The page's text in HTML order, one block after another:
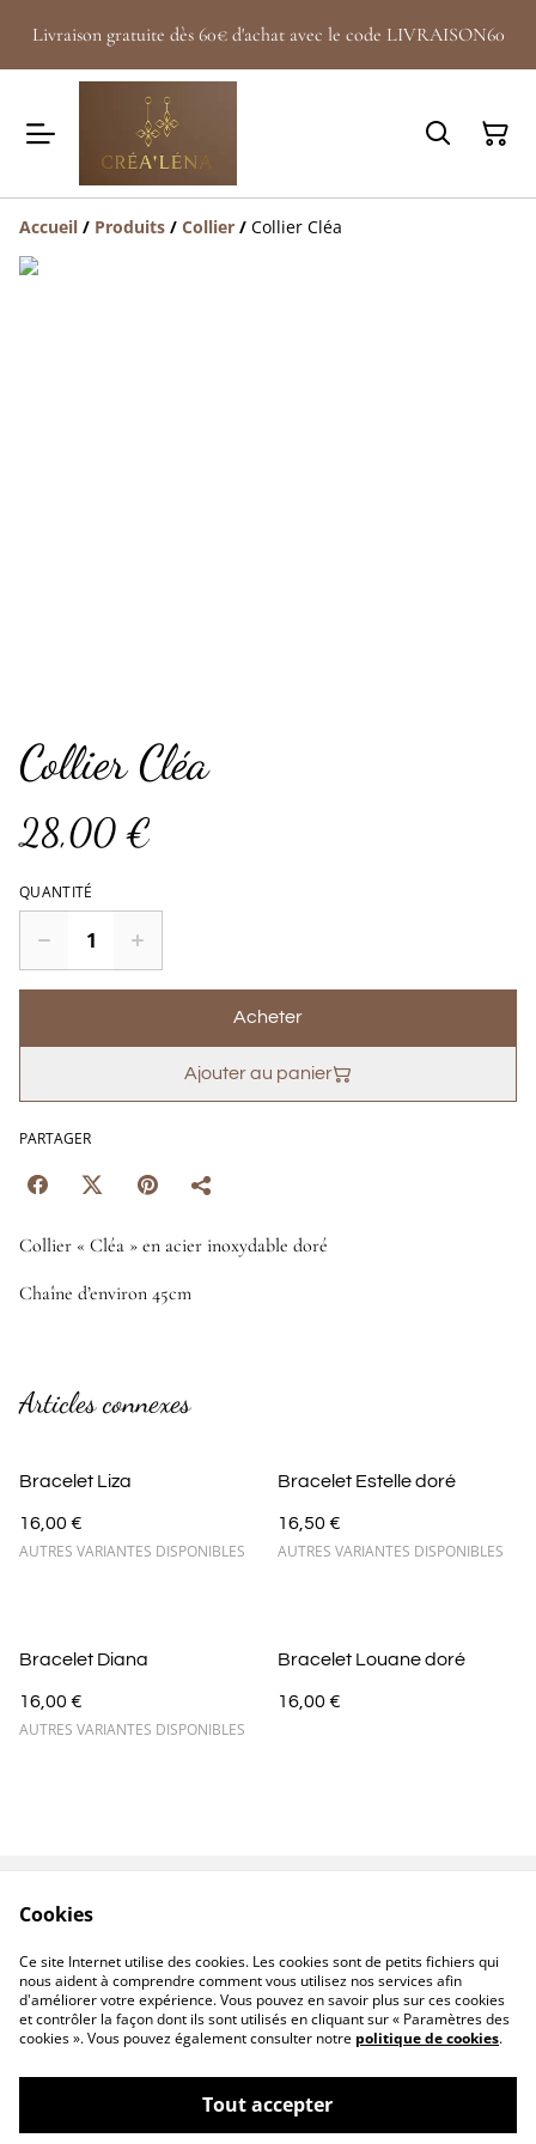
Livraison gratuite dès 60€ d'achat avec le code LIVRAISON60
Accueil / Produits / Collier / Collier Cléa
Collier Cléa
28,00 €
QUANTITÉ
Acheter
Ajouter au panier
PARTAGER
Collier « Cléa » en acier inoxydable doré
Chaîne d’environ 45cm
Articles connexes
Bracelet Liza
16,00 €
AUTRES VARIANTES DISPONIBLES
Bracelet Estelle doré
16,50 €
AUTRES VARIANTES DISPONIBLES
Bracelet Diana
16,00 €
AUTRES VARIANTES DISPONIBLES
Bracelet Louane doré
16,00 €
confidentialité
Cookies
Ce site Internet utilise des cookies. Les cookies sont de petits fichiers qui
nous aident à comprendre comment vous utilisez nos services afin
d'améliorer votre expérience. Vous pouvez en savoir plus sur ces cookies
et contrôler la façon dont ils sont utilisés en cliquant sur « Paramètres des
cookies ». Vous pouvez également consulter notre politique de cookies.
Tout accepter